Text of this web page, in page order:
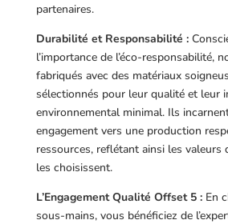
partenaires.
Durabilité et Responsabilité :
l’importance de l’éco-responsabilité,
fabriqués avec des matériaux
sélectionnés pour leur qualité et leur
environnemental minimal. Ils
engagement vers une production
ressources, reflétant ainsi les valeurs
les choisissent.
L’Engagement Qualité Offset 5 :En
sous-mains, vous bénéficiez de